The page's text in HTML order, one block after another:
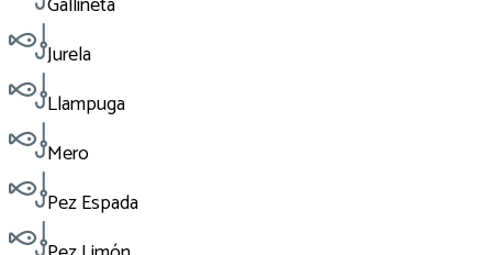
Jurela
Llampuga
Mero
Pez Espada